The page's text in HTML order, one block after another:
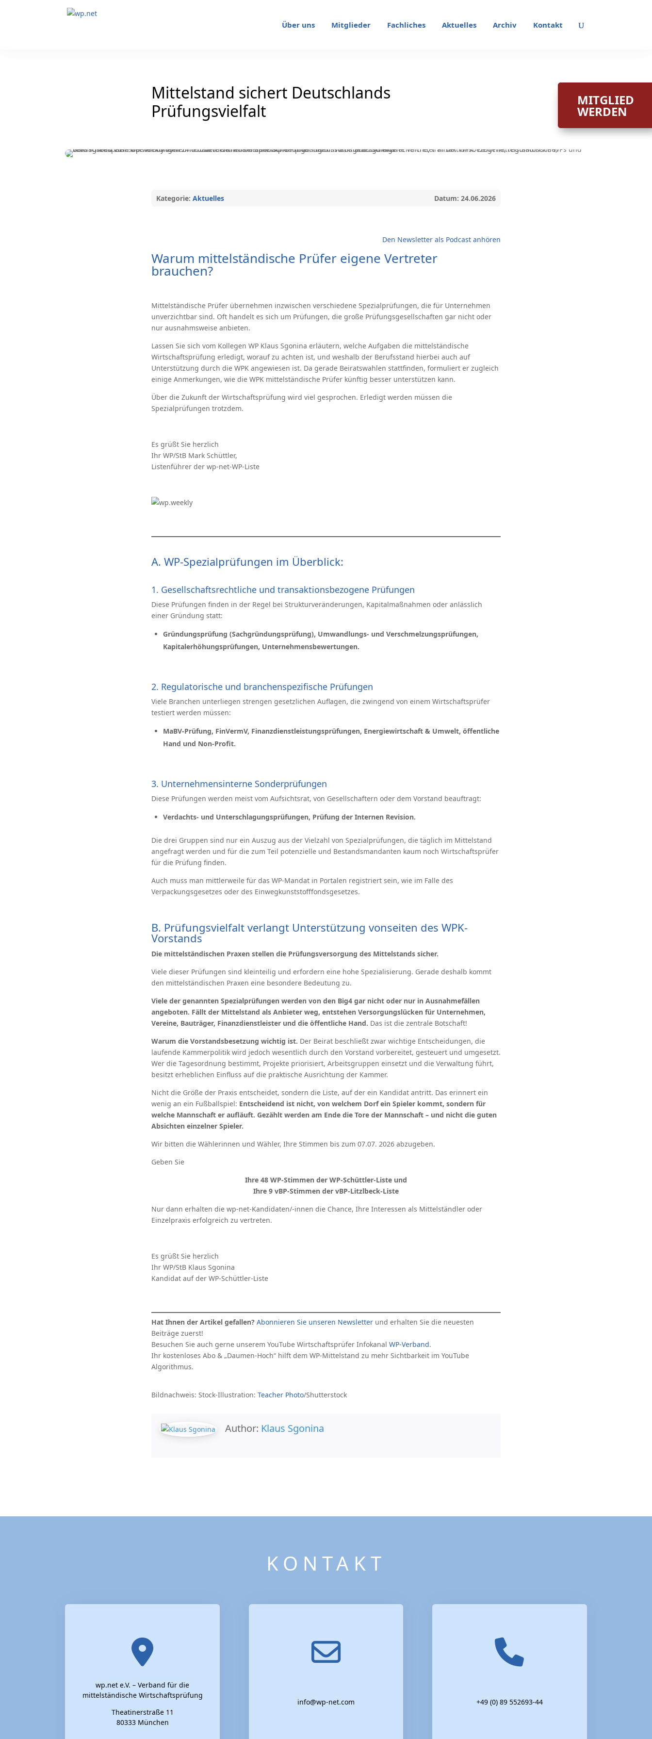
Über uns Mitglieder Fachliches Aktuelles Archiv Kontakt
Mittelstand sichert Deutschlands
Prüfungsvielfalt
Kategorie: Aktuelles Datum: 24.06.2026
Den Newsletter als Podcast anhören
Warum mittelständische Prüfer eigene Vertreter
brauchen?
Mittelständische Prüfer übernehmen inzwischen verschiedene Spezialprüfungen, die für Unternehmen
unverzichtbar sind. Oft handelt es sich um Prüfungen, die große Prüfungsgesellschaften gar nicht oder
nur ausnahmsweise anbieten.
Lassen Sie sich vom Kollegen WP Klaus Sgonina erläutern, welche Aufgaben die mittelständische
Wirtschaftsprüfung erledigt, worauf zu achten ist, und weshalb der Berufsstand hierbei auch auf
Unterstützung durch die WPK angewiesen ist. Da gerade Beiratswahlen stattfinden, formuliert er zugleich
einige Anmerkungen, wie die WPK mittelständische Prüfer künftig besser unterstützen kann.
Über die Zukunft der Wirtschaftsprüfung wird viel gesprochen. Erledigt werden müssen die
Spezialprüfungen trotzdem.
Es grüßt Sie herzlich
Ihr WP/StB Mark Schüttler,
Listenführer der wp-net-WP-Liste
A. WP-Spezialprüfungen im Überblick:
1. Gesellschaftsrechtliche und transaktionsbezogene Prüfungen
Diese Prüfungen finden in der Regel bei Strukturveränderungen, Kapitalmaßnahmen oder anlässlich
einer Gründung statt:
Gründungsprüfung (Sachgründungsprüfung), Umwandlungs- und Verschmelzungsprüfungen,
Kapitalerhöhungsprüfungen, Unternehmensbewertungen.
2. Regulatorische und branchenspezifische Prüfungen
Viele Branchen unterliegen strengen gesetzlichen Auflagen, die zwingend von einem Wirtschaftsprüfer
testiert werden müssen:
MaBV-Prüfung, FinVermV, Finanzdienstleistungsprüfungen, Energiewirtschaft & Umwelt, öffentliche
Hand und Non-Profit.
3. Unternehmensinterne Sonderprüfungen
Diese Prüfungen werden meist vom Aufsichtsrat, von Gesellschaftern oder dem Vorstand beauftragt:
Verdachts- und Unterschlagungsprüfungen, Prüfung der Internen Revision.
Die drei Gruppen sind nur ein Auszug aus der Vielzahl von Spezialprüfungen, die täglich im Mittelstand
angefragt werden und für die zum Teil potenzielle und Bestandsmandanten kaum noch Wirtschaftsprüfer
für die Prüfung finden.
Auch muss man mittlerweile für das WP-Mandat in Portalen registriert sein, wie im Falle des
Verpackungsgesetzes oder des Einwegkunststofffondsgesetzes.
B. Prüfungsvielfalt verlangt Unterstützung vonseiten des WPK-
Vorstands
Die mittelständischen Praxen stellen die Prüfungsversorgung des Mittelstands sicher.
Viele dieser Prüfungen sind kleinteilig und erfordern eine hohe Spezialisierung. Gerade deshalb kommt
den mittelständischen Praxen eine besondere Bedeutung zu.
Viele der genannten Spezialprüfungen werden von den Big4 gar nicht oder nur in Ausnahmefällen
angeboten. Fällt der Mittelstand als Anbieter weg, entstehen Versorgungslücken für Unternehmen,
Vereine, Bauträger, Finanzdienstleister und die öffentliche Hand. Das ist die zentrale Botschaft!
Warum die Vorstandsbesetzung wichtig ist. Der Beirat beschließt zwar wichtige Entscheidungen, die
laufende Kammerpolitik wird jedoch wesentlich durch den Vorstand vorbereitet, gesteuert und umgesetzt.
Wer die Tagesordnung bestimmt, Projekte priorisiert, Arbeitsgruppen einsetzt und die Verwaltung führt,
besitzt erheblichen Einfluss auf die praktische Ausrichtung der Kammer.
Nicht die Größe der Praxis entscheidet, sondern die Liste, auf der ein Kandidat antritt. Das erinnert ein
wenig an ein Fußballspiel: Entscheidend ist nicht, von welchem Dorf ein Spieler kommt, sondern für
welche Mannschaft er aufläuft. Gezählt werden am Ende die Tore der Mannschaft – und nicht die guten
Absichten einzelner Spieler.
Wir bitten die Wählerinnen und Wähler, Ihre Stimmen bis zum 07.07. 2026 abzugeben.
Geben Sie
Ihre 48 WP-Stimmen der WP-Schüttler-Liste und
Ihre 9 vBP-Stimmen der vBP-Litzlbeck-Liste
Nur dann erhalten die wp-net-Kandidaten/-innen die Chance, Ihre Interessen als Mittelständler oder
Einzelpraxis erfolgreich zu vertreten.
Es grüßt Sie herzlich
Ihr WP/StB Klaus Sgonina
Kandidat auf der WP-Schüttler-Liste
Hat Ihnen der Artikel gefallen? Abonnieren Sie unseren Newsletter und erhalten Sie die neuesten
Beiträge zuerst!
Besuchen Sie auch gerne unserem YouTube Wirtschaftsprüfer Infokanal WP-Verband.
Ihr kostenloses Abo & „Daumen-Hoch“ hilft dem WP-Mittelstand zu mehr Sichtbarkeit im YouTube
Algorithmus.
Bildnachweis: Stock-Illustration: Teacher Photo/Shutterstock
Author: Klaus Sgonina
MITGLIED
WERDEN
KONTAKT
wp.net e.V. – Verband für die
mittelständische Wirtschaftsprüfung
Theatinerstraße 11
80333 München
info@wp-net.com +49 (0) 89 552693-44
MITGLIED
WERDEN